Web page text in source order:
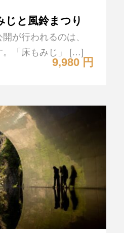
と風鈴まつり
9,980 円
が行われるのは、
。「床もみじ」 […]